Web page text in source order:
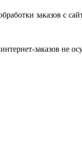
заказов с
заказов не